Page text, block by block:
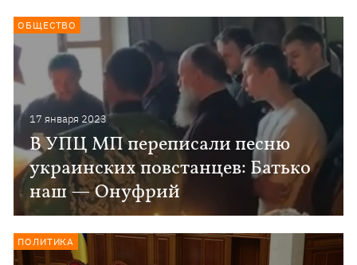
17 января 2023
В УПЦ МП переписали песню
украинских повстанцев: Батько
наш — Онуфрий
ОБЩЕСТВО
ПОЛИТИКА